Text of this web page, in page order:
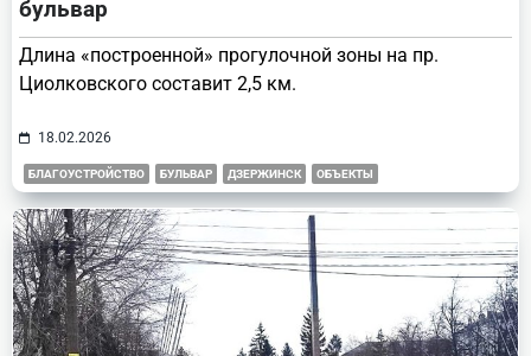
бульвар
Длина «построенной» прогулочной зоны на пр.
Циолковского составит 2,5 км.
18.02.2026
БЛАГОУСТРОЙСТВО БУЛЬВАР ДЗЕРЖИНСК ОБЪЕКТЫ